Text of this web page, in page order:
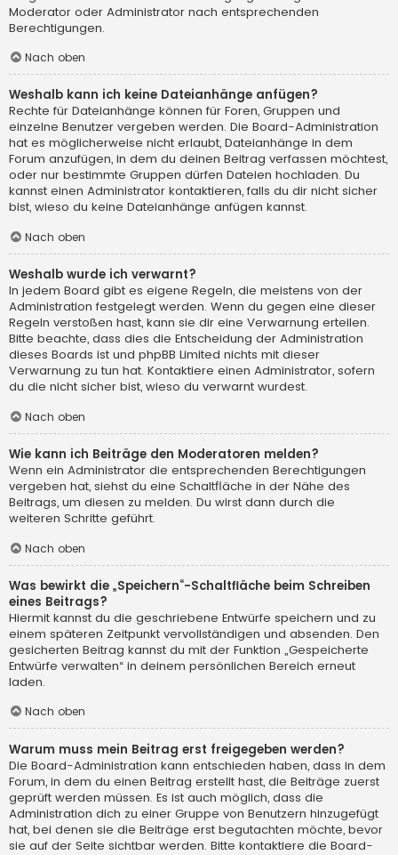
Moderator oder Administrator nach entsprechenden
Berechtigungen.
Nach oben
Weshalb kann ich keine Dateianhänge anfügen?
Rechte für Dateianhänge können für Foren, Gruppen und
einzelne Benutzer vergeben werden. Die Board-Administration
hat es möglicherweise nicht erlaubt, Dateianhänge in dem
Forum anzufügen, in dem du deinen Beitrag verfassen möchtest,
oder nur bestimmte Gruppen dürfen Dateien hochladen. Du
kannst einen Administrator kontaktieren, falls du dir nicht sicher
bist, wieso du keine Dateianhänge anfügen kannst.
Nach oben
Weshalb wurde ich verwarnt?
In jedem Board gibt es eigene Regeln, die meistens von der
Administration festgelegt werden. Wenn du gegen eine dieser
Regeln verstoßen hast, kann sie dir eine Verwarnung erteilen.
Bitte beachte, dass dies die Entscheidung der Administration
dieses Boards ist und phpBB Limited nichts mit dieser
Verwarnung zu tun hat. Kontaktiere einen Administrator, sofern
du die nicht sicher bist, wieso du verwarnt wurdest.
Nach oben
Wie kann ich Beiträge den Moderatoren melden?
Wenn ein Administrator die entsprechenden Berechtigungen
vergeben hat, siehst du eine Schaltfläche in der Nähe des
Beitrags, um diesen zu melden. Du wirst dann durch die
weiteren Schritte geführt.
Nach oben
Was bewirkt die „Speichern“-Schaltfläche beim Schreiben
eines Beitrags?
Hiermit kannst du die geschriebene Entwürfe speichern und zu
einem späteren Zeitpunkt vervollständigen und absenden. Den
gesicherten Beitrag kannst du mit der Funktion „Gespeicherte
Entwürfe verwalten“ in deinem persönlichen Bereich erneut
laden.
Nach oben
Warum muss mein Beitrag erst freigegeben werden?
Die Board-Administration kann entschieden haben, dass in dem
Forum, in dem du einen Beitrag erstellt hast, die Beiträge zuerst
geprüft werden müssen. Es ist auch möglich, dass die
Administration dich zu einer Gruppe von Benutzern hinzugefügt
hat, bei denen sie die Beiträge erst begutachten möchte, bevor
sie auf der Seite sichtbar werden. Bitte kontaktiere die Board-